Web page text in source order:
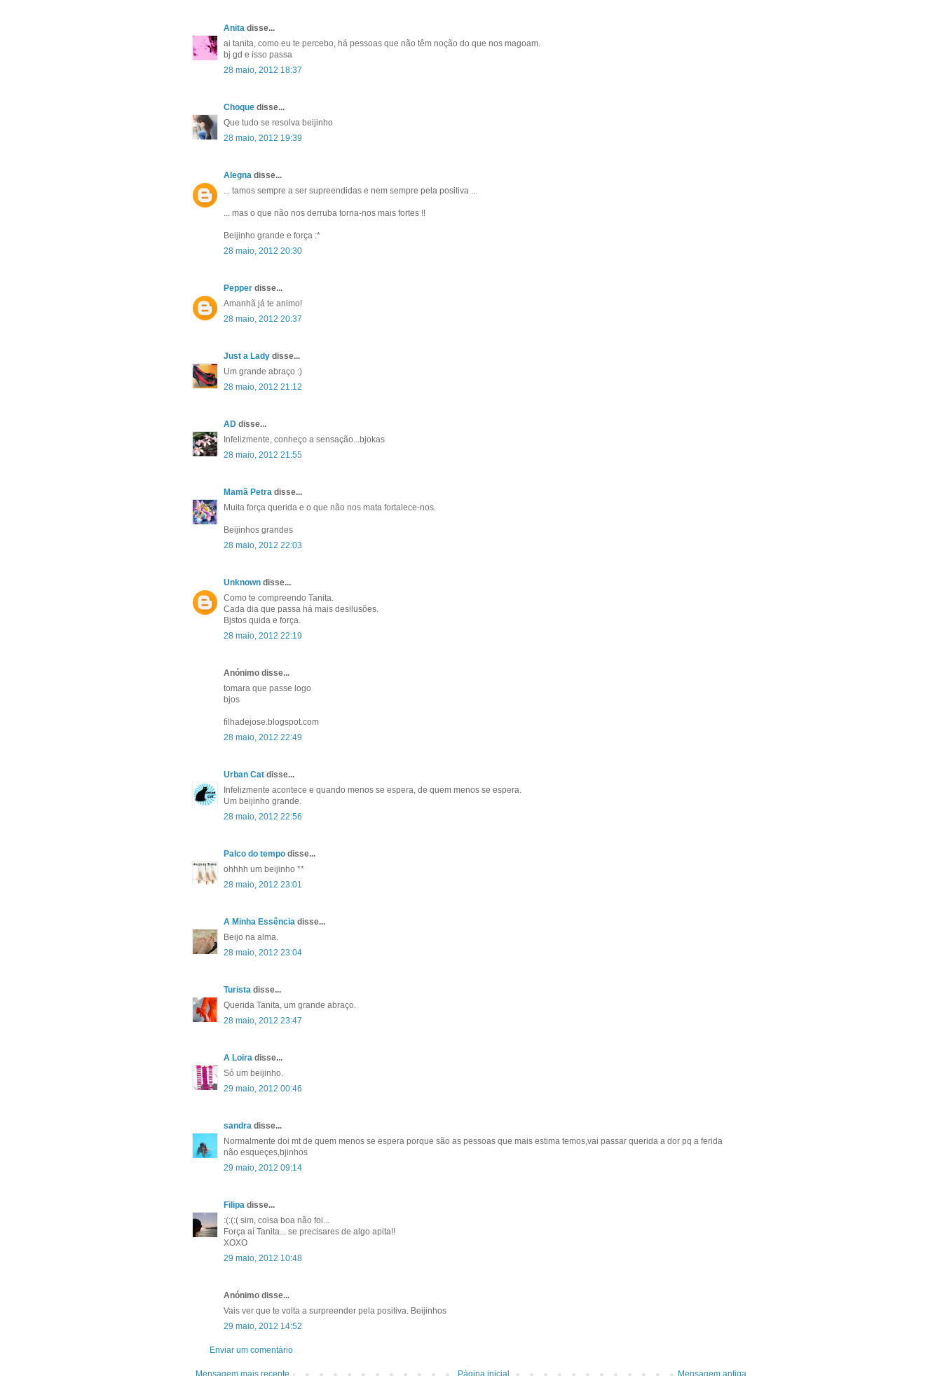
Anita disse...
ai tanita, como eu te percebo, há pessoas que não têm noção do que nos magoam.
bj gd e isso passa
28 maio, 2012 18:37
Choque disse...
Que tudo se resolva beijinho
28 maio, 2012 19:39
Alegna disse...
... tamos sempre a ser supreendidas e nem sempre pela positiva ...
... mas o que não nos derruba torna-nos mais fortes !!
Beijinho grande e força :*
28 maio, 2012 20:30
Pepper disse...
Amanhã já te animo!
28 maio, 2012 20:37
Just a Lady disse...
Um grande abraço :)
28 maio, 2012 21:12
AD disse...
Infelizmente, conheço a sensação...bjokas
28 maio, 2012 21:55
Mamã Petra disse...
Muita força querida e o que não nos mata fortalece-nos.
Beijinhos grandes
28 maio, 2012 22:03
Unknown disse...
Como te compreendo Tanita.
Cada dia que passa há mais desilusões.
Bjstos quida e força.
28 maio, 2012 22:19
Anónimo disse...
tomara que passe logo
bjos
filhadejose.blogspot.com
28 maio, 2012 22:49
Urban Cat disse...
Infelizmente acontece e quando menos se espera, de quem menos se espera.
Um beijinho grande.
28 maio, 2012 22:56
Palco do tempo disse...
ohhhh um beijinho **
28 maio, 2012 23:01
A Minha Essência disse...
Beijo na alma.
28 maio, 2012 23:04
Turista disse...
Querida Tanita, um grande abraço.
28 maio, 2012 23:47
A Loira disse...
Só um beijinho.
29 maio, 2012 00:46
sandra disse...
Normalmente doi mt de quem menos se espera porque são as pessoas que mais estima temos,vai passar querida a dor pq a ferida
não esqueçes,bjinhos
29 maio, 2012 09:14
Filipa disse...
:(:(:( sim, coisa boa não foi...
Força aí Tanita... se precisares de algo apita!!
XOXO
29 maio, 2012 10:48
Anónimo disse...
Vais ver que te volta a surpreender pela positiva. Beijinhos
29 maio, 2012 14:52
Enviar um comentário
Mensagem mais recente Mensagem antiga
Página inicial